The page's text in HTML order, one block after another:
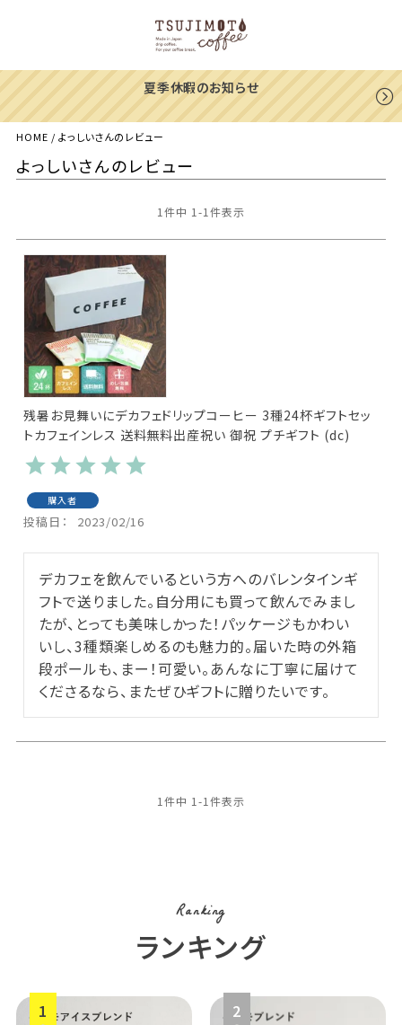
一部地域への配送遅延のご案内
HOME よっしいさんのレビュー
よっしいさんのレビュー
1件中 1 -1 件表示
残暑お見舞いにデカフェドリップコーヒー 3種24杯ギフトセッ
トカフェインレス 送料無料出産祝い 御祝 プチギフト (dc)
購入者
投稿日 2023/02/16
デカフェを飲んでいるという方へのバレンタインギ
フトで送りました。自分用にも買って飲んでみまし
たが、とっても美味しかった！パッケージもかわい
いし、3種類楽しめるのも魅力的。届いた時の外箱
段ポールも、まー！可愛い。あんなに丁寧に届けて
くださるなら、またぜひギフトに贈りたいです。
1件中 1 -1 件表示
Ranking
ランキング